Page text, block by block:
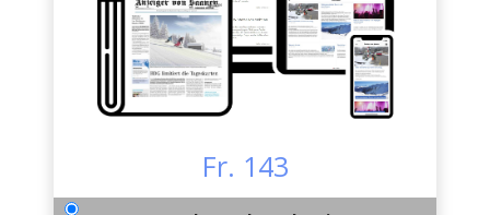
Fr. 143